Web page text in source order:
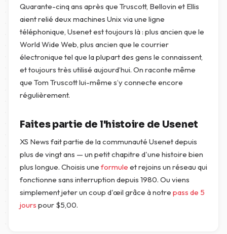
Quarante-cinq ans après que Truscott, Bellovin et Ellis
aient relié deux machines Unix via une ligne
téléphonique, Usenet est toujours là : plus ancien que le
World Wide Web, plus ancien que le courrier
électronique tel que la plupart des gens le connaissent,
et toujours très utilisé aujourd’hui. On raconte même
que Tom Truscott lui-même s’y connecte encore
régulièrement.
Faites partie de l'histoire de Usenet
XS News fait partie de la communauté Usenet depuis
plus de vingt ans — un petit chapitre d'une histoire bien
plus longue. Choisis une formule et rejoins un réseau qui
fonctionne sans interruption depuis 1980. Ou viens
simplement jeter un coup d'œil grâce à notre pass de 5
jours pour $5,00.